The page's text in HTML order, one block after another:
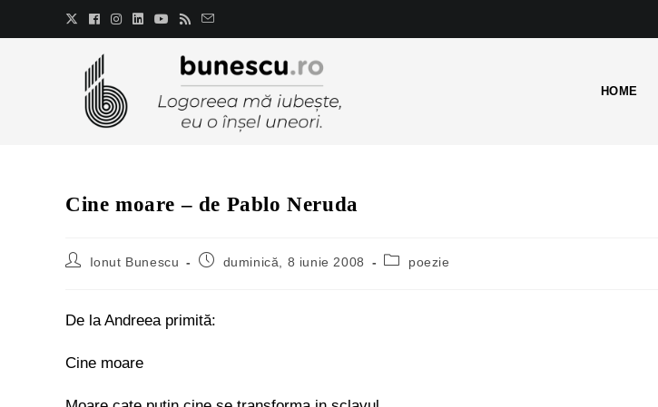
HOME
Cine moare – de Pablo Neruda
Ionut Bunescu duminică, 8 iunie 2008 poezie
De la Andreea primită:
Cine moare